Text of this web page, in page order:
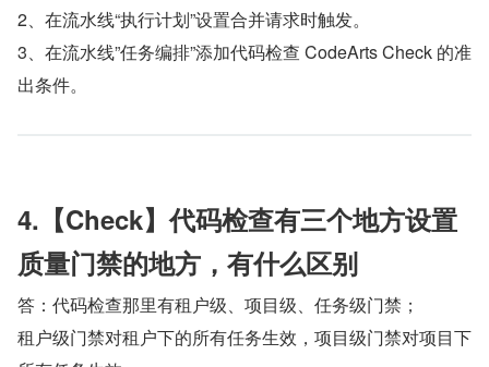
2、在流水线“执行计划”设置合并请求时触发。
3、在流水线”任务编排”添加代码检查 CodeArts Check 的准
出条件。
4.【Check】代码检查有三个地方设置
质量门禁的地方，有什么区别
答：代码检查那里有租户级、项目级、任务级门禁；
租户级门禁对租户下的所有任务生效，项目级门禁对项目下